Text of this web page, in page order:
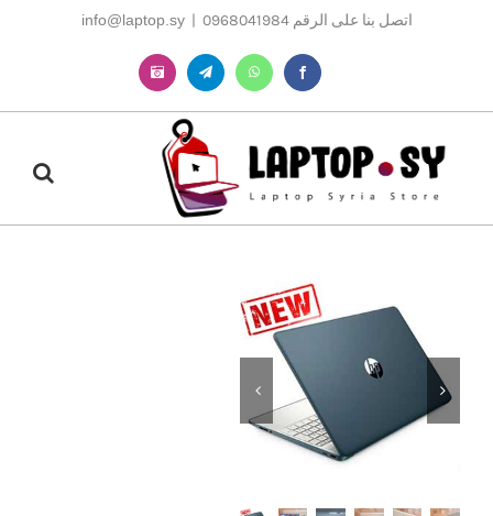
اتصل بنا على الرقم 0968041984 |
info@laptop.sy
Facebook
WhatsApp
Telegram
Instagram